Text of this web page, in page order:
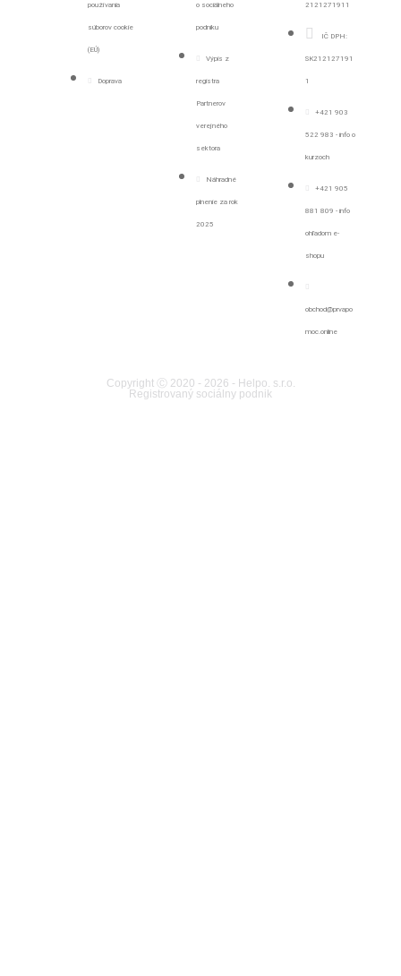
používania
súborov cookie
(EÚ)
Doprava
o sociálneho
podniku
Výpis z
registra
Partnerov
verejného
sektora
Náhradné
plnenie za rok
2025
2121271911
IČ DPH:
SK212127191
1
+421 903
522 983 - info o
kurzoch
+421 905
881 809 - info
ohľadom e-
shopu
obchod@prvapo
moc.online
Copyright Ⓒ 2020 - 2026 - Helpo. s.r.o.
Registrovaný sociálny podnik